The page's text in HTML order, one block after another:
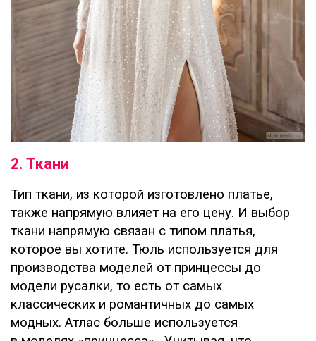
2. Ткани
Тип ткани, из которой изготовлено платье,
также напрямую влияет на его цену. И выбор
ткани напрямую связан с типом платья,
которое вы хотите. Тюль используется для
производства моделей от принцессы до
модели русалки, то есть от самых
классических и романтичных до самых
модных. Атлас больше используется